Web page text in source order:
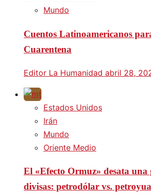
Mundo
Cuentos Latinoamericanos
Cuarentena
Editor La Humanidad abril 28,
Estados Unidos
Irán
Mundo
Oriente Medio
El «Efecto Ormuz» desata una
divisas: petrodólar vs.